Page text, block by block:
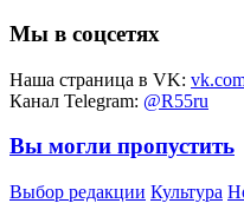
Мы в соцсетях
Наша страница в VK:
Канал Telegram: @R55ru
Вы могли пропустить
Выбор редакции Культура